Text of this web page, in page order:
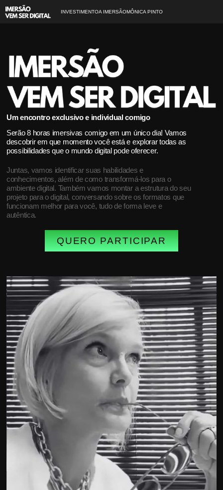
INVESTIMENTOA IMERSÃOMÔNICA PINTO
Um encontro exclusivo e individual comigo
Serão 8 horas imersivas comigo em um único dia! Vamos
descobrir em que momento você está e explorar todas as
possibilidades que o mundo digital pode oferecer.
Juntas, vamos identificar suas habilidades e
conhecimentos, além de como transformá-los para o
ambiente digital. Também vamos montar a estrutura do seu
projeto para o digital, conversando sobre os formatos que
funcionam melhor para você, tudo de forma leve e
autêntica.
QUERO PARTICIPAR